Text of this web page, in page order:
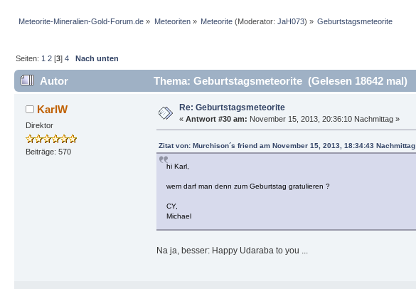
Meteorite-Mineralien-Gold-Forum.de » Meteoriten» Meteorite(Moderator: JaH073) » Geburtstagsmeteorite
Seiten: 1 2 [3]4 Nach unten
Autor Thema: Geburtstagsmeteorite (Gelesen 18642 mal)
KarlW
Direktor
Beiträge: 570
Re: Geburtstagsmeteorite
« Antwort #30 am: November 15, 2013, 20:36:10 Nachmittag »
Zitat von: Murchison´s friend am November 15, 2013, 18:34:43 Nachmittag
hi Karl,
wem darf man denn zum Geburtstag gratulieren ?
CY,
Michael
Na ja, besser: Happy Udaraba to you ...